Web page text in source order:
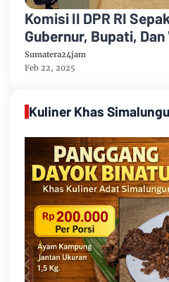
Komisi II DPR RI
Gubernur, Bupati,
Tanpa Sengketa Digelar Serentak pada 6
Februari 2025
Sumatera24jam
Feb 22, 2025
Kuliner Khas